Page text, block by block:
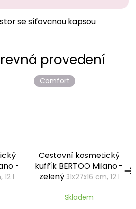
se síťovanou kapsou
-
12 l
Comfort
Cestovní kosmetický
kufřík BERTOO Milano -
zelený 31x27x16 cm, 12 l
Skladem